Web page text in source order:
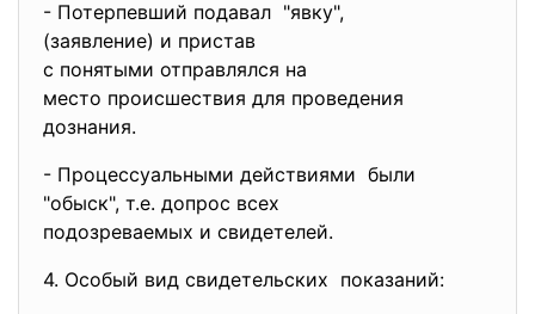
- Потерпевший подавал "явку",
(заявление) и пристав
с понятыми отправлялся на
место происшествия для проведения
дознания.
- Процессуальными действиями были
"обыск", т.е. допрос всех
подозреваемых и свидетелей.
4. Особый вид свидетельских показаний: